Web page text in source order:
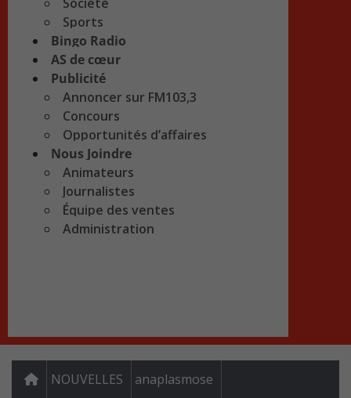
Sports
Bingo Radio
AS de cœur
Publicité
Annoncer sur FM103,3
Concours
Opportunités d’affaires
Nous Joindre
Animateurs
Journalistes
Équipe des ventes
Administration
NOUVELLES anaplasmose